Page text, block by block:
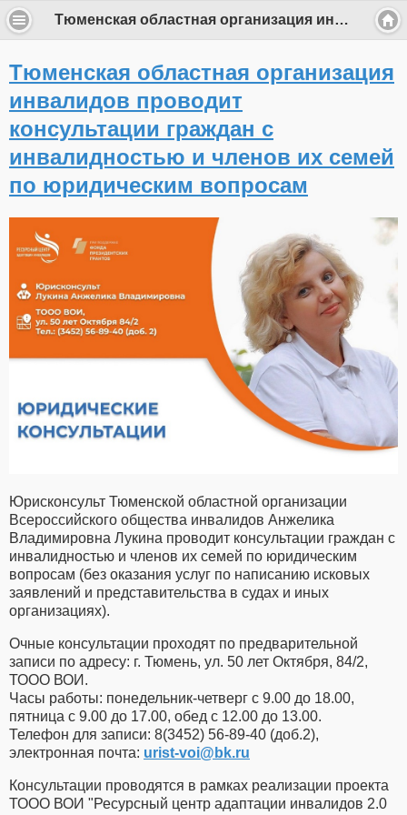
Тюменская областная организация инвалидов проводит консультации граждан с инвалидностью и членов их семей по юридическим вопросам
Тюменская областная организация
инвалидов проводит
консультации граждан с
инвалидностью и членов их семей
по юридическим вопросам
Юрисконсульт Тюменской областной организации
Всероссийского общества инвалидов Анжелика
Владимировна Лукина проводит консультации граждан с
инвалидностью и членов их семей по юридическим
вопросам (без оказания услуг по написанию исковых
заявлений и представительства в судах и иных
организациях).
Очные консультации проходят по предварительной
записи по адресу: г. Тюмень, ул. 50 лет Октября, 84/2,
ТООО ВОИ.
Часы работы: понедельник-четверг с 9.00 до 18.00,
пятница с 9.00 до 17.00, обед с 12.00 до 13.00.
Телефон для записи: 8(3452) 56-89-40 (доб.2),
электронная почта: urist-voi​@ ​bk.ru
Консультации проводятся в рамках реализации проекта
ТООО ВОИ "Ресурсный центр адаптации инвалидов 2.0